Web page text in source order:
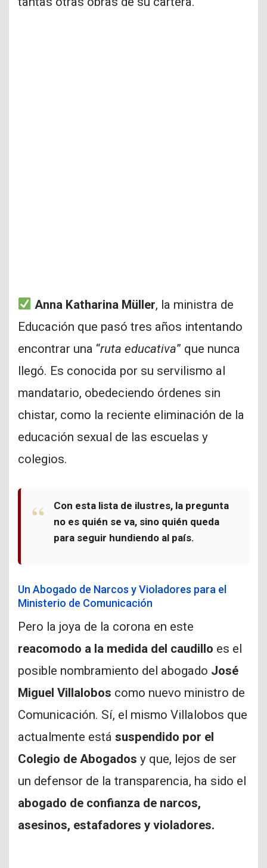
Anna Katharina Müller, la ministra de
Educación que pasó tres años intentando
encontrar una “ruta educativa” que nunca
llegó. Es conocida por su servilismo al
mandatario, obedeciendo órdenes sin
chistar, como la reciente eliminación de la
educación sexual de las escuelas y
colegios.
Con esta lista de ilustres, la pregunta
no es quién se va, sino quién queda
para seguir hundiendo al país.
Un Abogado de Narcos y Violadores para el
Ministerio de Comunicación
Pero la joya de la corona en este
reacomodo a la medida del caudillo es el
posible nombramiento del abogado José
Miguel Villalobos como nuevo ministro de
Comunicación. Sí, el mismo Villalobos que
actualmente está suspendido por el
Colegio de Abogados y que, lejos de ser
un defensor de la transparencia, ha sido el
abogado de confianza de narcos,
asesinos, estafadores y violadores.